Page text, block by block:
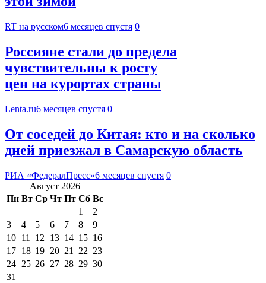
RT на русском6 месяцев спустя 0
Россияне стали до предела
чувствительны к росту
цен на курортах страны
Lenta.ru6 месяцев спустя 0
От соседей до Китая: кто и на сколько
дней приезжал в Самарскую область
РИА «ФедералПресс»6 месяцев спустя 0
Август 2026
Пн Вт Ср Чт Пт Сб Вс
1
2
3
4 5 6 7 8
9
10 11 12 13 14 15 16
17 18 19 20 21 22 23
24 25 26 27 28 29 30
31